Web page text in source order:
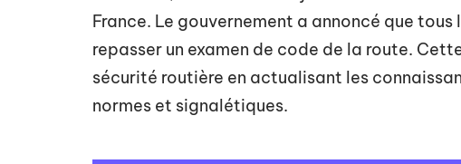
France. Le gouvernement a annoncé que
repasser un examen de code de la route.
sécurité routière en actualisant les
normes et signalétiques.